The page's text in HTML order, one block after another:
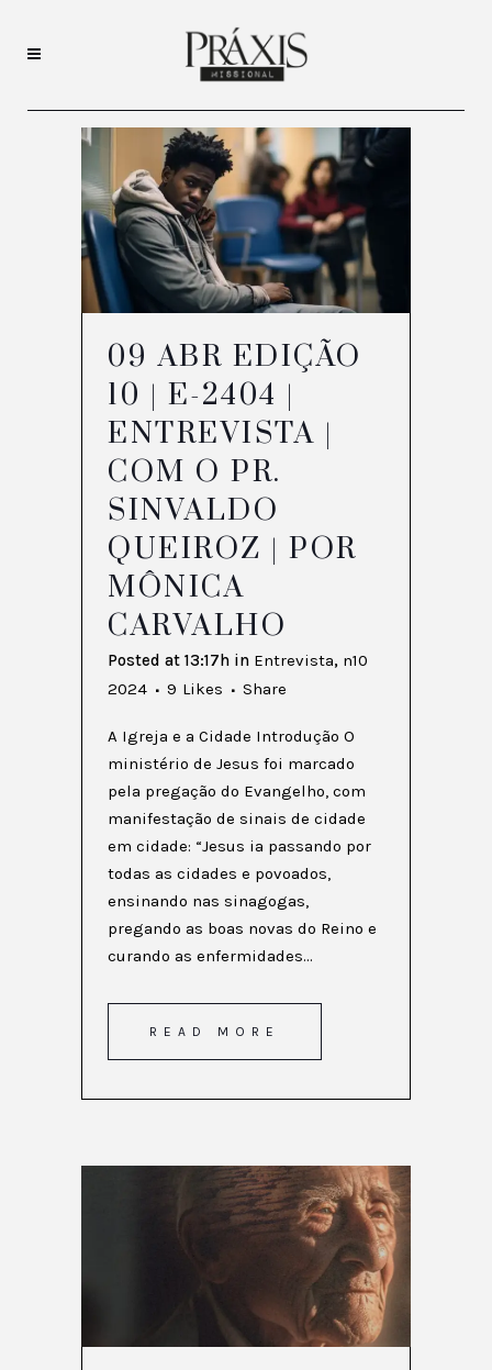
09 ABR EDIÇÃO
10 | E-2404 |
ENTREVISTA |
COM O PR.
SINVALDO
QUEIROZ | POR
MÔNICA
CARVALHO
Posted at 13:17h in Entrevista, n10
2024
9 Likes Share
A Igreja e a Cidade Introdução O
ministério de Jesus foi marcado
pela pregação do Evangelho, com
manifestação de sinais de cidade
em cidade: “Jesus ia passando por
todas as cidades e povoados,
ensinando nas sinagogas,
pregando as boas novas do Reino e
curando as enfermidades...
READ MORE